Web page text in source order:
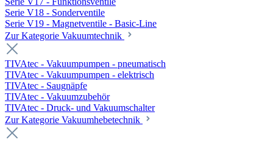
Serie V18 - Sonderventile
Serie V19 - Magnetventile - Basic-Line
Zur Kategorie Vakuumtechnik
TIVAtec - Vakuumpumpen - pneumatisch
TIVAtec - Vakuumpumpen - elektrisch
TIVAtec - Saugnäpfe
TIVAtec - Vakuumzubehör
TIVAtec - Druck- und Vakuumschalter
Zur Kategorie Vakuumhebetechnik